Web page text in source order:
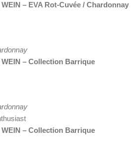
– EVA Rot-Cuvée / Chardonnay
WEIN – Collection Barrique
WEIN – Collection Barrique